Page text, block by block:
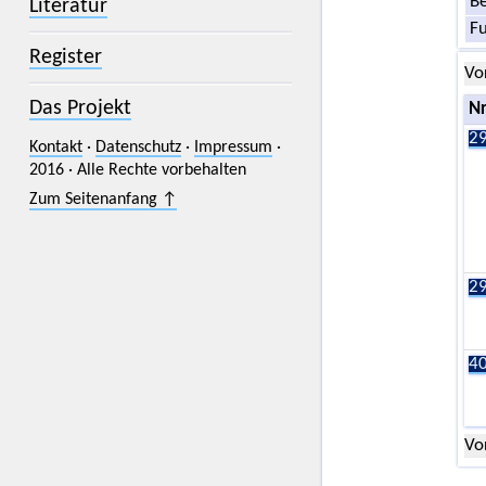
Literatur
Register
Das Projekt
Kontakt· Datenschutz· Impressum ·
2016 · Alle Rechte vorbehalten
Zum Seitenanfang ↑